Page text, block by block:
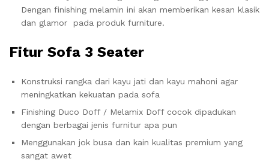
Dengan finishing melamin ini akan memberikan kesan klasik
dan glamor pada produk furniture.
Fitur Sofa 3 Seater
Konstruksi rangka dari kayu jati dan kayu mahoni agar
meningkatkan kekuatan pada sofa
Finishing Duco Doff / Melamix Doff cocok dipadukan
dengan berbagai jenis furnitur apa pun
Menggunakan jok busa dan kain kualitas premium yang
sangat awet